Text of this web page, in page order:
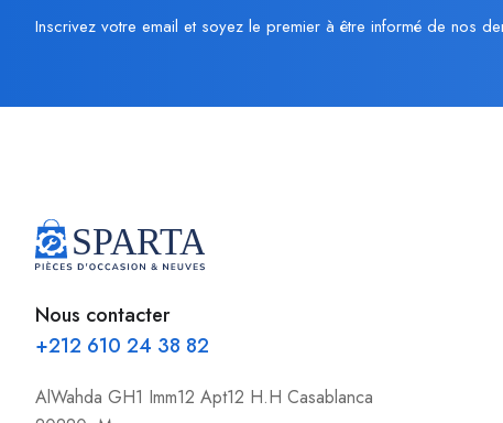
Inscrivez votre email et soyez le premier à être informé de nos
Nous contacter
+212 610 24 38 82
AlWahda GH1 Imm12 Apt12 H.H Casablanca